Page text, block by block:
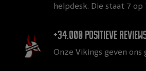
helpdesk. Die staat 7 op
+34.000 positieve
Onze Vikings geven ons